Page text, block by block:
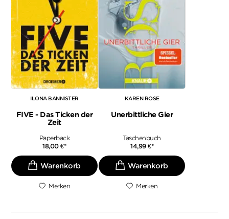
ILONA BANNISTER
FIVE - Das Ticken der
Zeit
Paperback
18,00€*
Merken
KAREN ROSE
Unerbittliche Gier
Taschenbuch
14,99€*
Merken